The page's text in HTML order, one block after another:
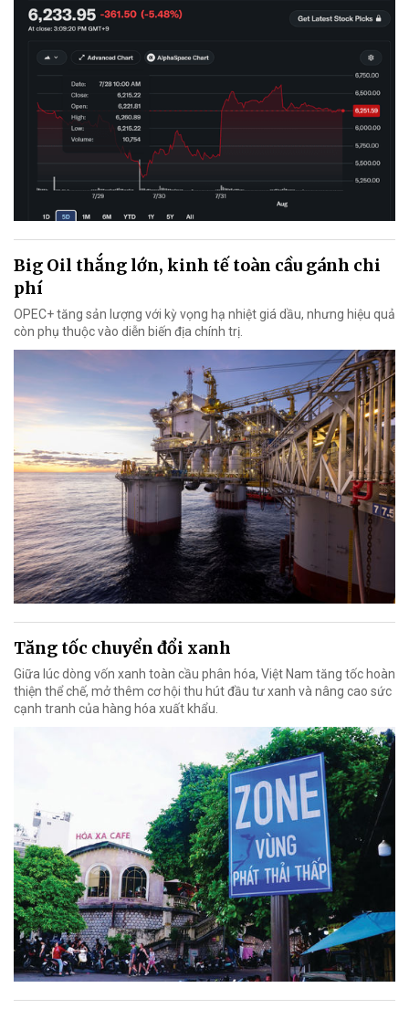
Big Oil thắng lớn, kinh tế toàn cầu gánh chi
phí
OPEC+ tăng sản lượng với kỳ vọng hạ nhiệt giá dầu, nhưng hiệu quả
còn phụ thuộc vào diễn biến địa chính trị.
Tăng tốc chuyển đổi xanh
Giữa lúc dòng vốn xanh toàn cầu phân hóa, Việt Nam tăng tốc hoàn
thiện thể chế, mở thêm cơ hội thu hút đầu tư xanh và nâng cao sức
cạnh tranh của hàng hóa xuất khẩu.